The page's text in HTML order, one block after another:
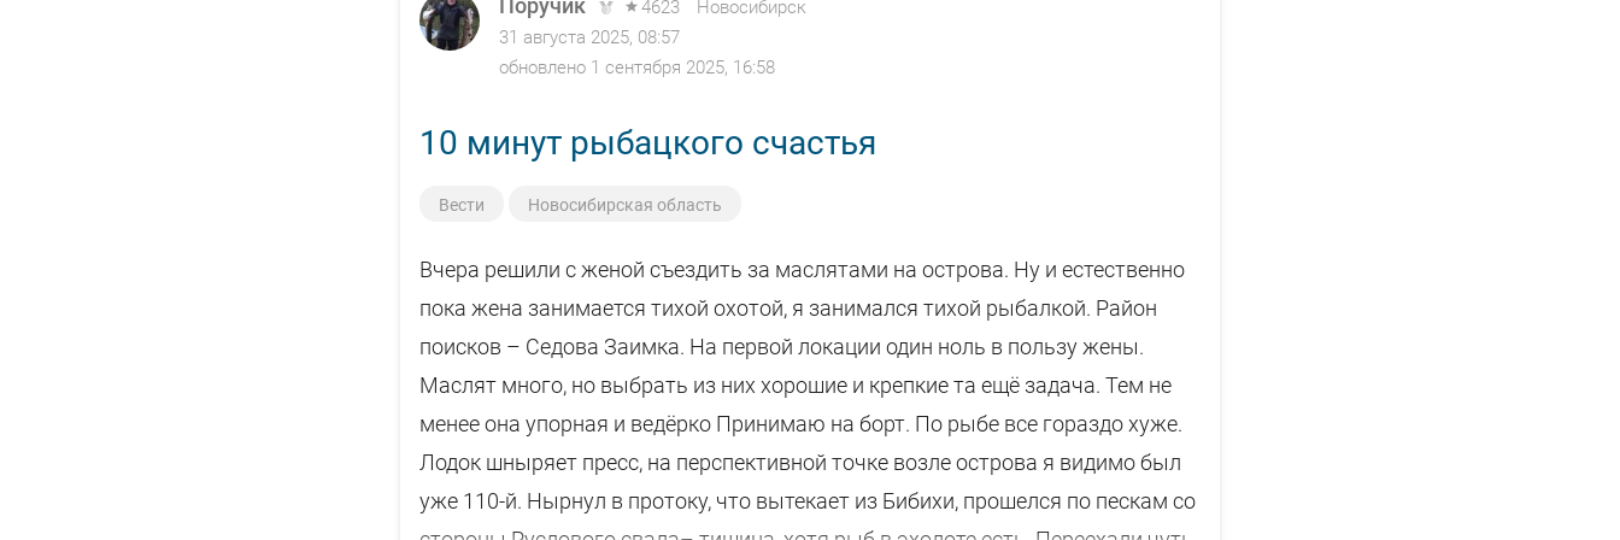
ручном режиме закончился👌 .
Поручик 4623
Новосибирск
31 августа 2025, 08:57
обновлено 1 сентября 2025, 16:58
10 минут рыбацкого счастья
Вести Новосибирская область
Вчера решили с женой съездить за маслятами на острова. Ну и естественно
пока жена занимается тихой охотой, я занимался тихой рыбалкой. Район
поисков – Седова Заимка. На первой локации один ноль в пользу жены.
Маслят много, но выбрать из них хорошие и крепкие та ещё задача. Тем не
менее она упорная и ведёрко Принимаю на борт. По рыбе все гораздо хуже.
Лодок шныряет пресс, на перспективной точке возле острова я видимо был
уже 110-й. Нырнул в протоку, что вытекает из Бибихи, прошелся по пескам со